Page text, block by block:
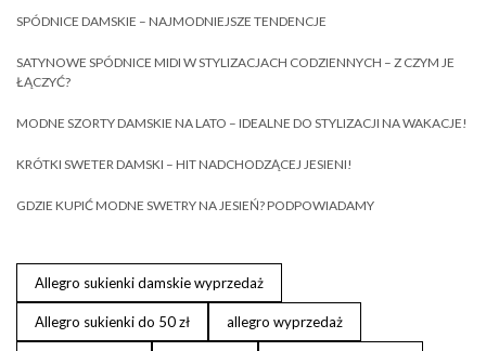
SPÓDNICE DAMSKIE – NAJMODNIEJSZE TENDENCJE
SATYNOWE SPÓDNICE MIDI W STYLIZACJACH CODZIENNYCH – Z CZYM JE
ŁĄCZYĆ?
MODNE SZORTY DAMSKIE NA LATO – IDEALNE DO STYLIZACJI NA WAKACJE!
KRÓTKI SWETER DAMSKI – HIT NADCHODZĄCEJ JESIENI!
GDZIE KUPIĆ MODNE SWETRY NA JESIEŃ? PODPOWIADAMY
Allegro sukienki damskie wyprzedaż
Allegro sukienki do 50 zł allegro wyprzedaż